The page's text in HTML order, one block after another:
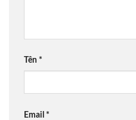
Tên *
Email *